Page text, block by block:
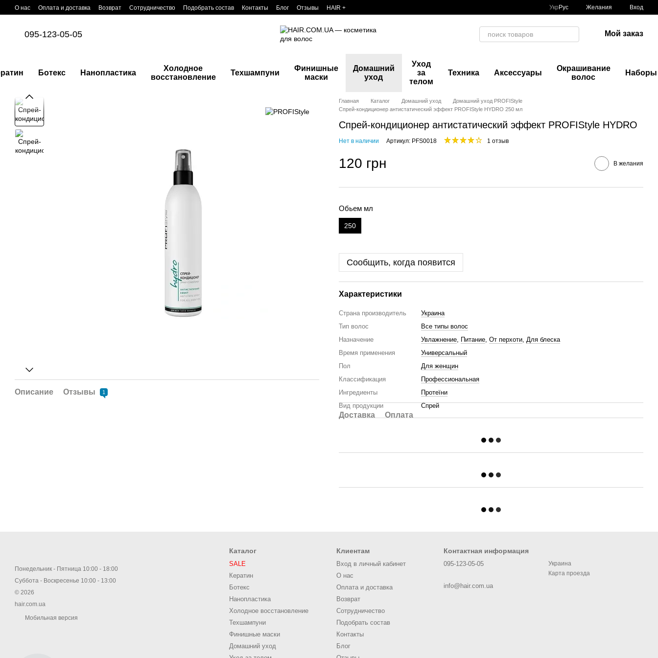
Перейти к основному контенту
О нас Оплата и доставка Возврат Сотрудничество Подобрать состав Контакты Блог Отзывы HAIR + Укр Рус Желания Вход
095-123-05-05 Мой заказ
Ботекс Нанопластика
Холодное
восстановление
Техшампуни
Финишные
маски
Домашний
уход
Уход
за
телом
Техника Аксессуары
Окрашивание
волос
Наборы
Описание Отзывы 1
Главная Каталог Домашний уход
Домашний уход PROFIStyle
Спрей-кондиционер антистатический эффект PROFIStyle HYDRO 250 мл
Спрей-кондиционер антистатический эффект PROFIStyle HYDRO
Нет в наличии Артикул: PFS0018 1 отзыв
120 грн В желания
Обьем мл
250
Сообщить, когда появится
Характеристики
Страна производитель
Украина
Тип волос
Все типы волос
Назначение
Увлажнение, Питание, От перхоти, Для блеска
Время применения
Универсальный
Пол
Для женщин
Классификация
Профессиональная
Ингредиенты
Протеїни
Вид продукции
Спрей
Доставка Оплата
Понедельник - Пятница 10:00 - 18:00
Суббота - Воскресенье 10:00 - 13:00
© 2026
hair.com.ua
Мобильная версия
Каталог
SALE
Кератин
Ботекс
Нанопластика
Холодное восстановление
Техшампуни
Финишные маски
Домашний уход
Клиентам
Вход в личный кабинет
О нас
Оплата и доставка
Возврат
Сотрудничество
Подобрать состав
Контакты
Блог
Контактная информация
095-123-05-05
info@hair.com.ua
Украина
Карта проезда